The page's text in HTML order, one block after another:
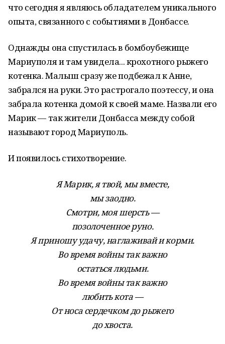
что сегодня я являюсь обладателем уникального
опыта, связанного с событиями в Донбассе.
Однажды она спустилась в бомбоубежище
Мариуполя и там увидела... крохотного рыжего
котенка. Малыш сразу же подбежал к Анне,
забрался на руки. Это растрогало поэтессу, и она
забрала котенка домой к своей маме. Назвали его
Марик — так жители Донбасса между собой
называют город Мариуполь.
И появилось стихотворение.
Я Марик, я твой, мы вместе,
мы заодно.
Смотри, моя шерсть —
позолоченное руно.
Я приношу удачу, наглаживай и корми.
Во время войны так важно
остаться людьми.
Во время войны так важно
любить кота —
От носа сердечком до рыжего
до хвоста.